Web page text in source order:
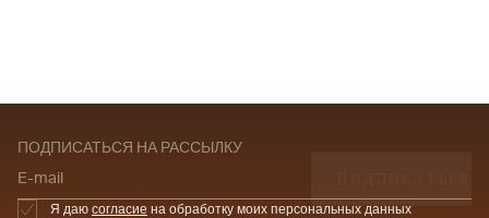
ПОДПИСАТЬСЯ НА РАССЫЛКУ
E-mail
Я даю согласие на обработку моих персональных данных